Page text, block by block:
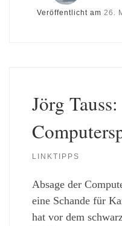
Veröffentlicht am 26.
Jörg Tauss:
LINKTIPPS
Absage der
eine Schande für
hat vor dem